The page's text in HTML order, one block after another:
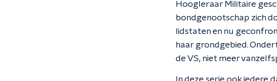
Hoogleraar Militaire
bondgenootschap zich
lidstaten en nu
haar grondgebied.
de VS, niet meer